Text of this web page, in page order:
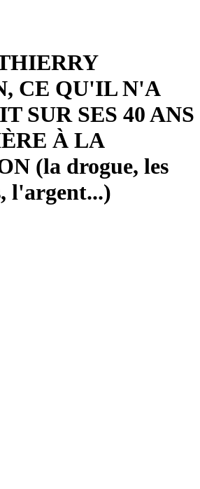
CE QU'IL N'A
SUR SES 40 ANS
À LA
(la drogue, les
l'argent...)